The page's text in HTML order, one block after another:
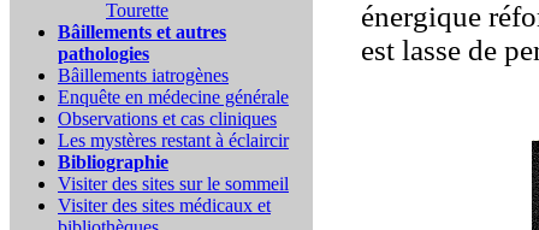
Tourette
Bâillements et autres
pathologies
Bâillements iatrogènes
Enquête en médecine générale
Observations et cas cliniques
Les mystères restant à éclaircir
Bibliographie
Visiter des sites sur le sommeil
Visiter des sites médicaux et
énergique
est lasse de